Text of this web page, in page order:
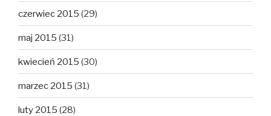
czerwiec 2015 (29)
maj 2015 (31)
kwiecień 2015 (30)
marzec 2015 (31)
luty 2015 (28)